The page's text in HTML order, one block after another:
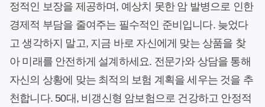
정적인 보장을 제공하며, 예상치 못한 암 발병으로 인한
경제적 부담을 줄여주는 필수적인 준비입니다. 늦었다
고 생각하지 말고, 지금 바로 자신에게 맞는 상품을 찾
아 미래를 안전하게 설계하세요. 전문가와 상담을 통해
자신의 상황에 맞는 최적의 보험 계획을 세우는 것을 추
천합니다. 50대, 비갱신형 암보험으로 건강하고 안정적